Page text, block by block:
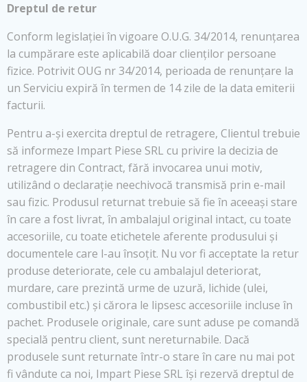
Dreptul de retur
Conform legislației în vigoare O.U.G. 34/2014, renunțarea
la cumpărare este aplicabilă doar clienților persoane
fizice. Potrivit OUG nr 34/2014, perioada de renunțare la
un Serviciu expiră în termen de 14 zile de la data emiterii
facturii.
Pentru a-și exercita dreptul de retragere, Clientul trebuie
să informeze Impart Piese SRL cu privire la decizia de
retragere din Contract, fără invocarea unui motiv,
utilizând o declarație neechivocă transmisă prin e-mail
sau fizic. Produsul returnat trebuie să fie în aceeași stare
în care a fost livrat, în ambalajul original intact, cu toate
accesoriile, cu toate etichetele aferente produsului și
documentele care l-au însoțit. Nu vor fi acceptate la retur
produse deteriorate, cele cu ambalajul deteriorat,
murdare, care prezintă urme de uzură, lichide (ulei,
combustibil etc.) și cărora le lipsesc accesoriile incluse în
pachet. Produsele originale, care sunt aduse pe comandă
specială pentru client, sunt nereturnabile. Dacă
produsele sunt returnate într-o stare în care nu mai pot
fi vândute ca noi, Impart Piese SRL își rezervă dreptul de